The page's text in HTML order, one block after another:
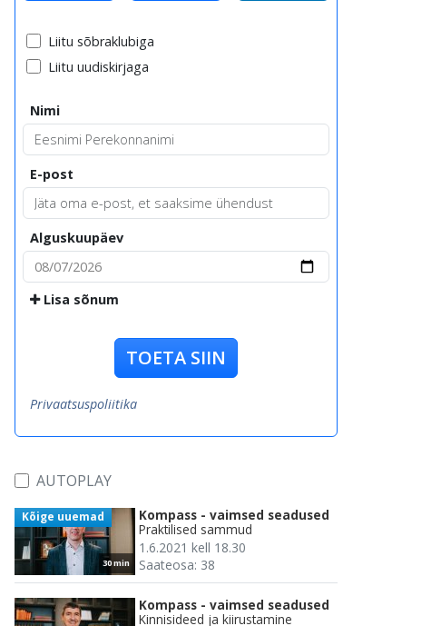
Liitu sõbraklubiga
Liitu uudiskirjaga
Nimi
E-post
Alguskuupäev
Lisa sõnum
TOETA SIIN
Privaatsuspoliitika
AUTOPLAY
30 min
Kõige uuemad
Kompass - vaimsed seadused
Praktilised sammud
1.6.2021 kell 18.30
Saateosa: 38
Kompass - vaimsed seadused
Kinnisideed ja kiirustamine